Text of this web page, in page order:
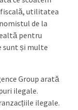
fiscală, utilitatea
de la
pentru
sunt și multe
Group arată
ilegale.
ilegale.